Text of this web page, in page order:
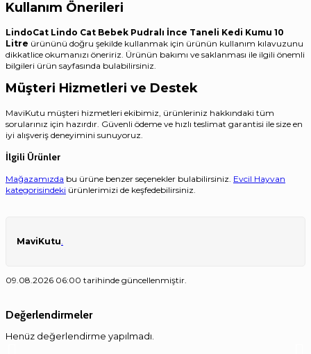
Kullanım Önerileri
LindoCat Lindo Cat Bebek Pudralı İnce Taneli Kedi Kumu 10
Litre ürününü doğru şekilde kullanmak için ürünün kullanım kılavuzunu
dikkatlice okumanızı öneririz. Ürünün bakımı ve saklanması ile ilgili önemli
bilgileri ürün sayfasında bulabilirsiniz.
Müşteri Hizmetleri ve Destek
MaviKutu müşteri hizmetleri ekibimiz, ürünleriniz hakkındaki tüm
sorularınız için hazırdır. Güvenli ödeme ve hızlı teslimat garantisi ile size en
iyi alışveriş deneyimini sunuyoruz.
İlgili Ürünler
Mağazamızda bu ürüne benzer seçenekler bulabilirsiniz. Evcil Hayvan
kategorisindeki ürünlerimizi de keşfedebilirsiniz.
MaviKutu
09.08.2026 06:00 tarihinde güncellenmiştir.
Değerlendirmeler
Henüz değerlendirme yapılmadı.